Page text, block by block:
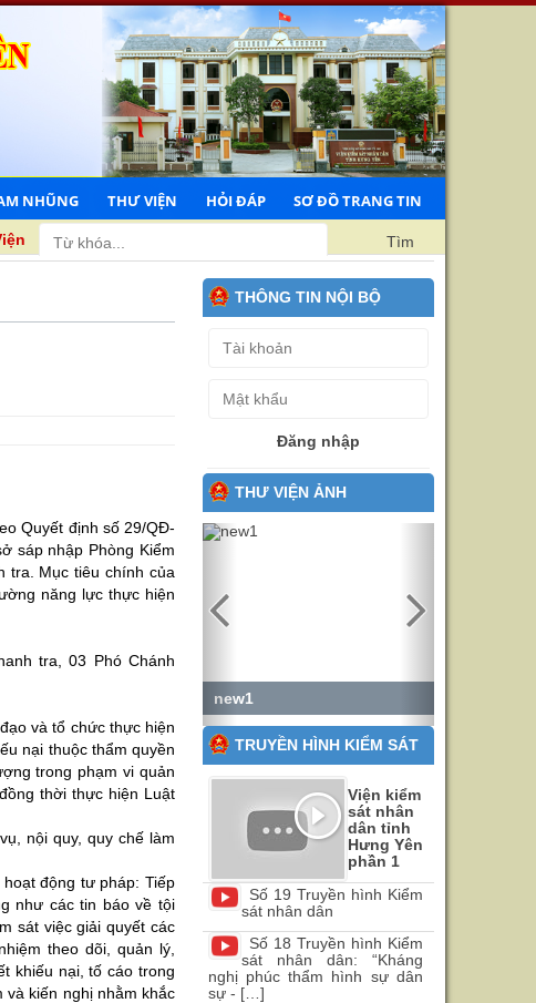
NHŨNG THƯ VIỆN HỎI ĐÁP SƠ ĐỒ TRANG TIN
sát nhân dân tỉnh Hưng Yên Tìm
Quyết định số 29/QĐ-
sáp nhập Phòng Kiểm
tra. Mục tiêu chính của
năng lực thực hiện
tra, 03 Phó Chánh
và tổ chức thực hiện
nại thuộc thẩm quyền
trong phạm vi quản
thời thực hiện Luật
nội quy, quy chế làm
động tư pháp: Tiếp
như các tin báo về tội
sát việc giải quyết các
theo dõi, quản lý,
khiếu nại, tố cáo trong
kiến nghị nhằm khắc
THÔNG TIN NỘI BỘ
Đăng nhập
THƯ VIỆN ẢNH
new1
Previous
TRUYỀN HÌNH KIỂM SÁT
Viện kiểm
sát nhân
dân tỉnh
Hưng Yên
phần 1
Số 19 Truyền hình Kiểm
sát nhân dân
Số 18 Truyền hình Kiểm
sát nhân dân: “Kháng
nghị phúc thẩm hình sự dân
sự - […]